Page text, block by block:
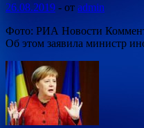
26.08.2019 - от admin
Фото: РИА Новости
Об этом заявила министр